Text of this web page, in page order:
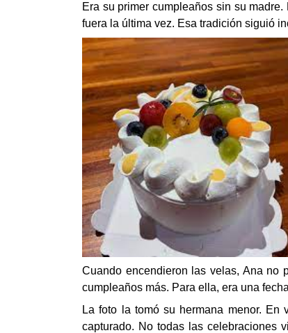
Era su primer cumpleaños sin su
fuera la última vez. Esa tradición siguió
Cuando encendieron las velas, Ana no
cumpleaños más. Para ella, era una
La foto la tomó su hermana menor.
capturado. No todas las celebraciones